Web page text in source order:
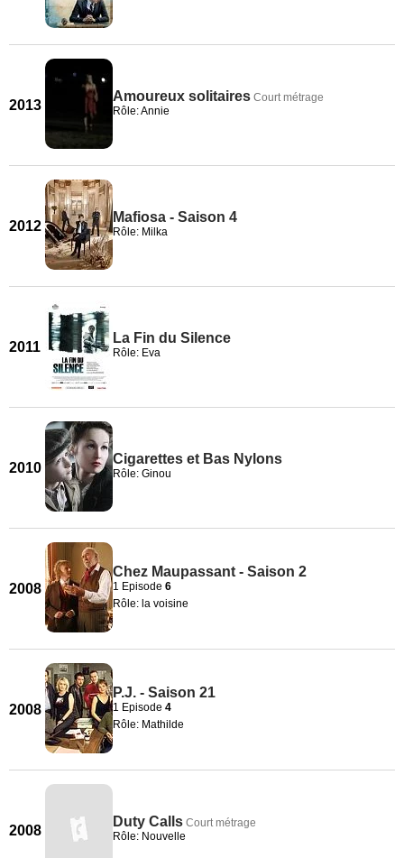
2013
Amoureux solitaires Court métrage
Rôle: Annie
2012
Mafiosa - Saison 4
Rôle: Milka
2011
La Fin du Silence
Rôle: Eva
2010
Cigarettes et Bas Nylons
Rôle: Ginou
2008
Chez Maupassant - Saison 2
1 Episode 6
Rôle: la voisine
2008
P.J. - Saison 21
1 Episode 4
Rôle: Mathilde
2008
Duty Calls Court métrage
Rôle: Nouvelle